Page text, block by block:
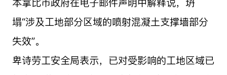
塌“涉及工地部分区域的喷射混凝土支撑墙部分
失效”。
卑诗劳工安全局表示，已对受影响的工地区域已